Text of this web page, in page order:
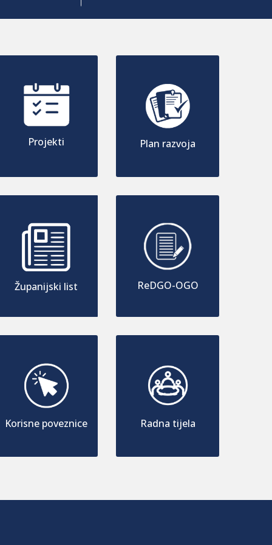
Projekti
Županijski list
Korisne poveznice
Plan razvoja
ReDGO-OGO
Radna tijela